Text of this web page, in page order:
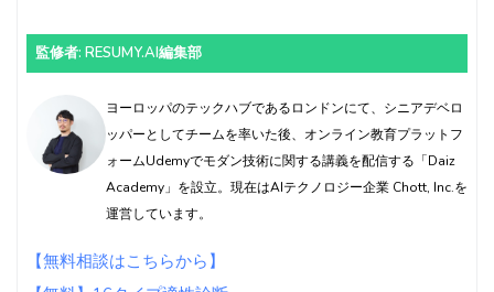
監修者: RESUMY.AI編集部
ヨーロッパのテックハブであるロンドンにて、シニアデベロ
ッパーとしてチームを率いた後、オンライン教育プラットフ
ォームUdemyでモダン技術に関する講義を配信する「Daiz
Academy」を設立。現在はAIテクノロジー企業 Chott, Inc.を
運営しています。
【無料相談はこちらから】